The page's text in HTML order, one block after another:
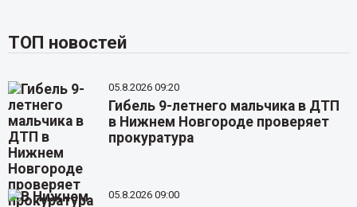
ТОП новостей
05.8.2026 09:20
Гибель 9-летнего мальчика в ДТП
в Нижнем Новгороде проверяет
прокуратура
05.8.2026 09:00